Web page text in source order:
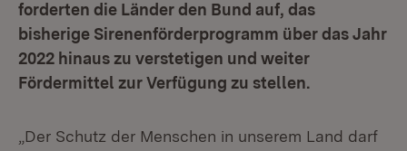
forderten die Länder den Bund auf, das
bisherige Sirenenförderprogramm über das Jahr
2022 hinaus zu verstetigen und weiter
Fördermittel zur Verfügung zu stellen.
„Der Schutz der Menschen in unserem Land darf